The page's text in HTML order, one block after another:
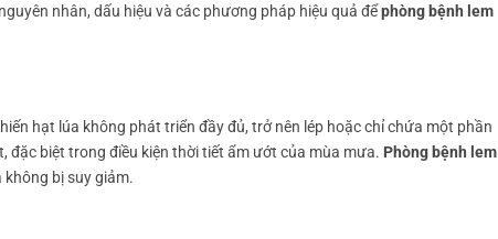
nhân, dấu hiệu và các phương pháp hiệu quả đểphòng bệnh lem
hạt lúa không phát triển đầy đủ, trở nên lép hoặc chỉ chứa một phần
đặc biệt trong điều kiện thời tiết ẩm ướt của mùa mưa. Phòng bệnh lem
không bị suy giảm.